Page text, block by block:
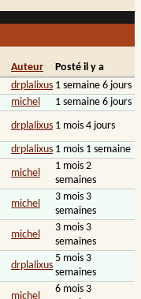
Auteur
Posté il y a
drplalixus 1 semaine 6 jours
michel
1 semaine 6 jours
drplalixus 1 mois 4 jours
drplalixus 1 mois 1 semaine
michel
1 mois 2
semaines
michel
3 mois 3
semaines
michel
3 mois 3
semaines
drplalixus
5 mois 3
semaines
michel
6 mois 3